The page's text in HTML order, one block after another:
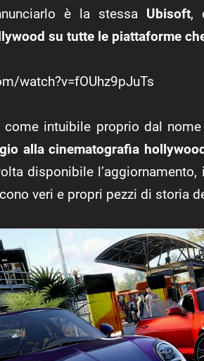
è la stessa Ubisoft,
su tutte le piattaforme
watch?v=fOUhz9pJuTs
come intuibile proprio dal
alla cinematografia
disponibile
veri e propri pezzi di storia